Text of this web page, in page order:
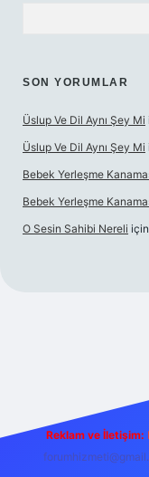
SON YORUMLAR
Üslup Ve Dil Aynı Şey Mi
Üslup Ve Dil Aynı Şey Mi
Bebek Yerleşme
Bebek Yerleşme
O Sesin Sahibi Nereli için
Reklam ve İletişim: